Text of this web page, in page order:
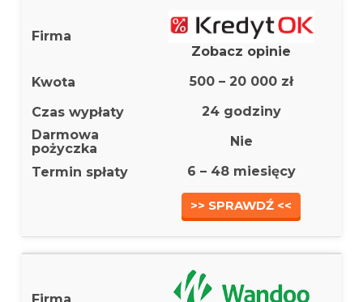
Zobacz opinie
500 – 20 000 zł
24 godziny
Nie
6 – 48 miesięcy
>> SPRAWDŹ <<